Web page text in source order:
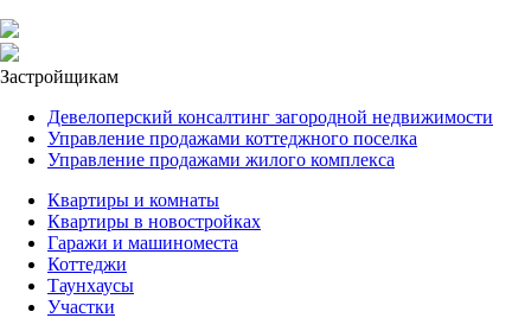
Застройщикам
Девелоперский консалтинг загородной недвижимости
Управление продажами коттеджного поселка
Управление продажами жилого комплекса
Квартиры и комнаты
Квартиры в новостройках
Гаражи и машиноместа
Коттеджи
Таунхаусы
Участки